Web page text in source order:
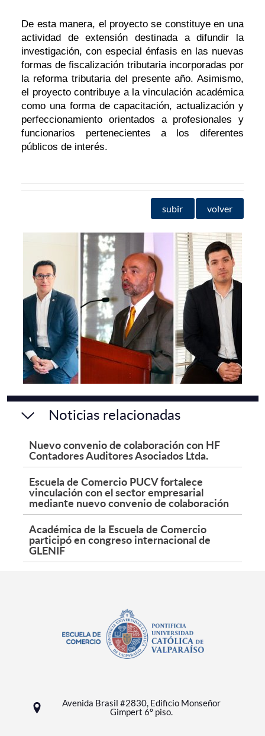
De esta manera, el proyecto se constituye en una
actividad de extensión destinada a difundir la
investigación, con especial énfasis en las nuevas
formas de fiscalización tributaria incorporadas por
la reforma tributaria del presente año. Asimismo,
el proyecto contribuye a la vinculación académica
como una forma de capacitación, actualización y
perfeccionamiento orientados a profesionales y
funcionarios pertenecientes a los diferentes
públicos de interés.
subir volver
Noticias relacionadas
Nuevo convenio de colaboración con HF
Contadores Auditores Asociados Ltda.
Escuela de Comercio PUCV fortalece
vinculación con el sector empresarial
mediante nuevo convenio de colaboración
Académica de la Escuela de Comercio
participó en congreso internacional de
GLENIF
Avenida Brasil #2830, Edificio Monseñor
Gimpert 6º piso.